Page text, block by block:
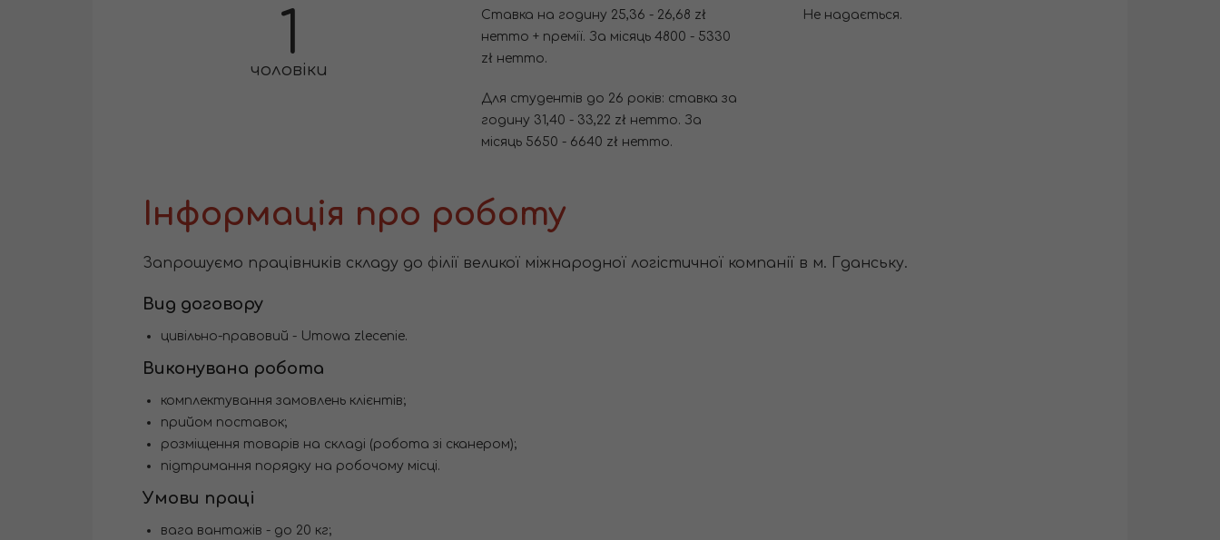
1
чоловіки
Ставка на годину 25,36 - 26,68 zł
нетто + премії. За місяць 4800 - 5330
zł нетто.
Для студентів до 26 років: ставка за
годину 31,40 - 33,22 zł нетто. За
місяць 5650 - 6640 zł нетто.
Не надається.
Інформація про роботу
Запрошуємо працівників складу до філії великої міжнародної логістичної компанії в м. Гданську.
Вид договору
цивільно-правовий - Umowa zlecenie.
Виконувана робота
комплектування замовлень клієнтів;
прийом поставок;
розміщення товарів на складі (робота зі сканером);
підтримання порядку на робочому місці.
Умови праці
вага вантажів - до 20 кг;